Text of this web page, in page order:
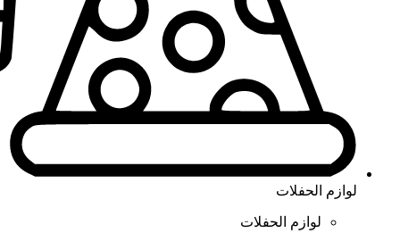
لوازم الحفلات
لوازم الحفلات